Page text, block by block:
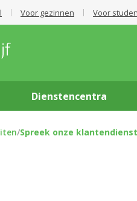
Voor gezinnen Voor
Dienstencentra
/Spreek onze